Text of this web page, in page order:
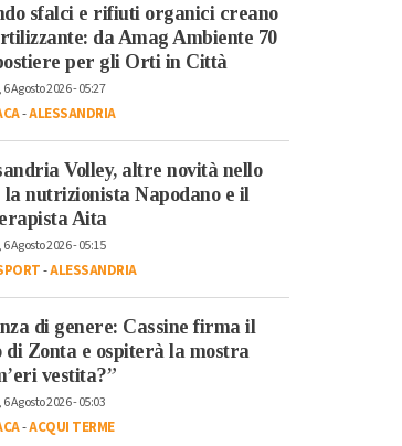
sfalci e rifiuti organici creano
da Amag Ambiente 70
per gli Orti in Città
Agosto 2026 - 05:27
-ALESSANDRIA
Volley, altre novità nello
la nutrizionista Napodano e il
Aita
Agosto 2026 - 05:15
-ALESSANDRIA
di genere: Cassine firma il
di Zonta e ospiterà la mostra
vestita?”
Agosto 2026 - 05:03
-ACQUI TERME